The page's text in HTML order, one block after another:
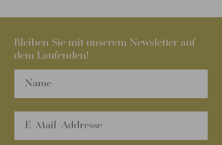
Bleiben Sie mit unserem Newsletter auf
dem Laufenden!